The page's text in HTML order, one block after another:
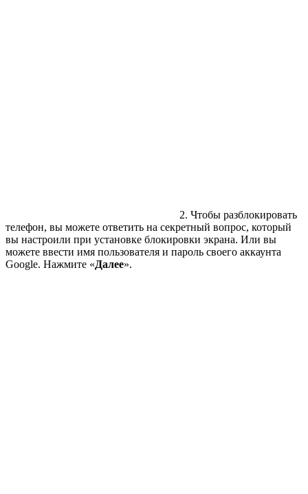
2. Чтобы разблокировать
телефон, вы можете ответить на секретный вопрос, который
вы настроили при установке блокировки экрана. Или вы
можете ввести имя пользователя и пароль своего аккаунта
Google. Нажмите «Далее».